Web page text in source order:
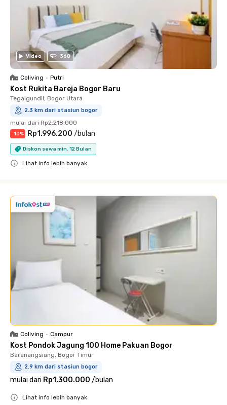
Video 360
Coliving • Putri
Kost Rukita Bareja Bogor Baru
Tegalgundil, Bogor Utara
2.3 km dari stasiun bogor
mulai dari Rp2.218.000
-10% Rp1.996.200 /bulan
Diskon sewa min. 12 Bulan
Lihat info lebih banyak
Coliving • Campur
Kost Pondok Jagung 100 Home Pakuan Bogor
Baranangsiang, Bogor Timur
2.9 km dari stasiun bogor
mulai dari Rp1.300.000 /bulan
Lihat info lebih banyak